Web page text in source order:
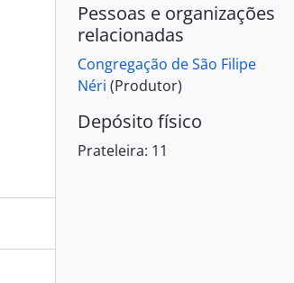
Pessoas e organizações
relacionadas
Congregação de São Filipe
Néri (Produtor)
Depósito físico
Prateleira: 11